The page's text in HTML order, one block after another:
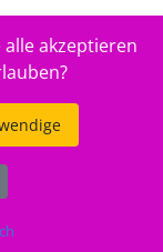
www.sciences-
Oechslin
akzeptieren